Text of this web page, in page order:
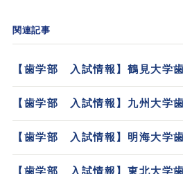
関連記事
【歯学部 入試情報】鶴見大学
【歯学部 入試情報】九州大学
【歯学部 入試情報】明海大学
【歯学部 入試情報】東北大学